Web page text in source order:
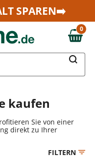
SPAREN➡️
0,00 €
0
kaufen
Sie von einer
direkt zu Ihrer
FILTERN